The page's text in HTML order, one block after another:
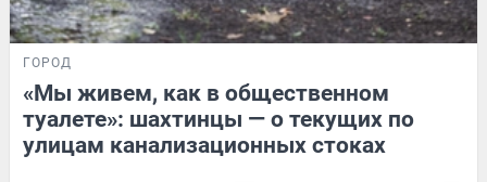
ГОРОД
«Мы живем, как в общественном
туалете»: шахтинцы — о текущих по
улицам канализационных стоках